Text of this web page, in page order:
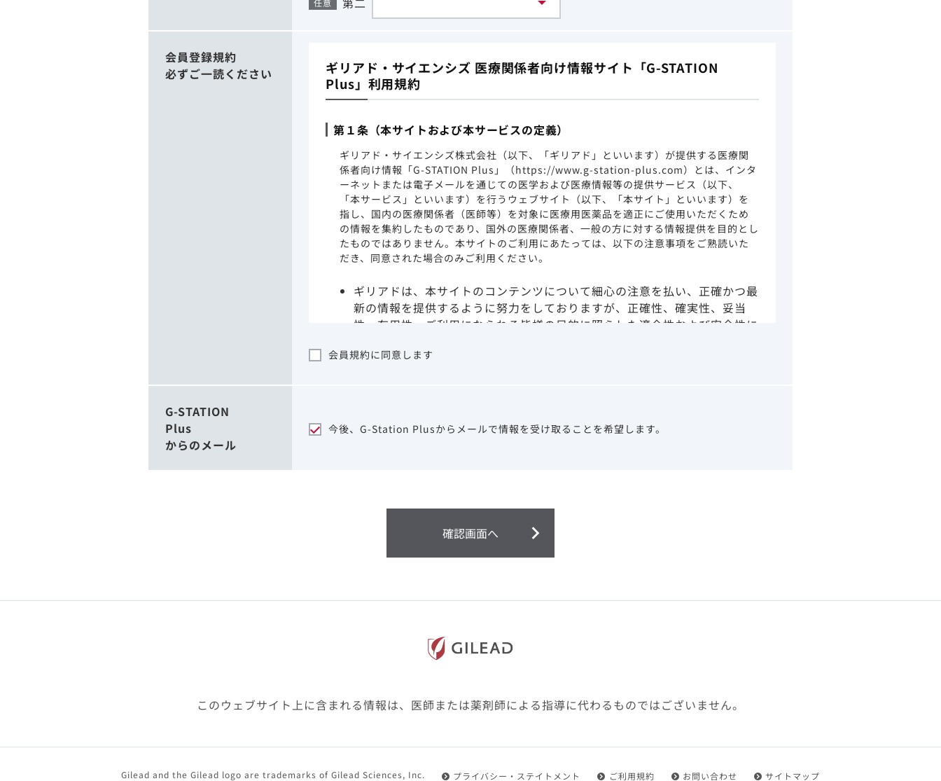
任意
会員登録規約
必ずご一読ください
ギリアド・サイエンシズ 医療関係者向け情報サイト「G-STATION
Plus」利用規約
第１条（本サイトおよび本サービスの定義）
ギリアド・サイエンシズ株式会社（以下、「ギリアド」といいます）が提供する医療関
係者向け情報「G-STATION Plus」（https://www.g-station-plus.com）とは、インタ
ーネットまたは電子メールを通じての医学および医療情報等の提供サービス（以下、
「本サービス」といいます）を行うウェブサイト（以下、「本サイト」といいます）を
指し、国内の医療関係者（医師等）を対象に医療用医薬品を適正にご使用いただくため
の情報を集約したものであり、国外の医療関係者、一般の方に対する情報提供を目的とし
たものではありません。本サイトのご利用にあたっては、以下の注意事項をご熟読いた
だき、同意された場合のみご利用ください。
ギリアドは、本サイトのコンテンツについて細心の注意を払い、正確かつ最
新の情報を提供するように努力をしておりますが、正確性、確実性、妥当
性、有用性、ご利用になられる皆様の目的に照らした適合性および安全性に
サイトを利用することまたは利用できなかったことより生じる損害について
本サイト内の情報は、医師その他医療関係者が行なうべきアドバイスやサー
第２条（会員）
1.会員とは、医療関係者の方で、本サービスの利用規約（以下、「本規約」といいます）
4.会員は、設置した機器がギリアドの示す利用環境に適合していない場合や自らの機器の
設定により本サービスの利用ができない場合があることを予め了承するものとします。ま
5.会員は、登録した会員情報に変更が生じた場合には、その都度速やかに本サイト内に設
会員規約に同意します
G-STATION
Plus
からのメール
今後、G-Station Plusからメールで情報を受け取ることを希望します。
確認画面へ
このウェブサイト上に含まれる情報は、医師または薬剤師による指導に代わるものではございません。
Gilead and the Gilead logo are trademarks of Gilead Sciences, Inc. プライバシー・ステイトメント ご利用規約 お問い合わせ サイトマップ